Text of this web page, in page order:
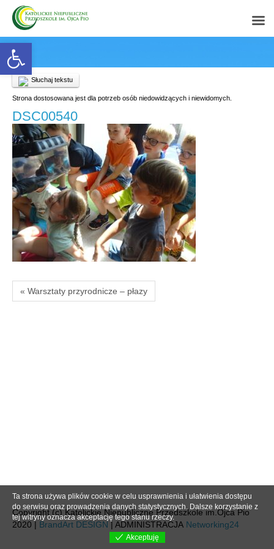
Open toolbar
Słuchaj tekstu
Strona dostosowana jest dla potrzeb osób niedowidzących i niewidomych.
DSC00540
« Warsztaty przyrodnicze – płazy
Copyright (c) Katolickie Niepubliczne Przedszkole im.Ojca Pio
2020 | BrandArt DESIGN | ADMINISTRACJA Networking24
Ta strona używa plików cookie w celu usprawnienia i ułatwienia dostępu
do serwisu oraz prowadzenia danych statystycznych. Dalsze korzystanie z
tej witryny oznacza akceptację tego stanu rzeczy.
Akceptuję